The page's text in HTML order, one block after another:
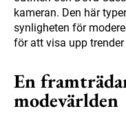
kameran. Den här
synligheten för
för att visa upp
En
modevärlden